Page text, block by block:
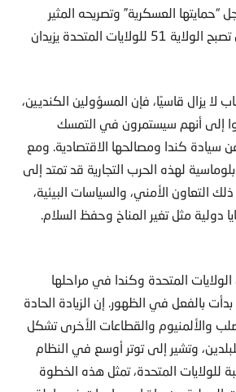
“حمايتها العسكرية” وتصريحه المثير
للجدل بأن كندا يجب أن تصبح الولاية 51 للولايات المتحدة يزيدان
لا يزال قاسيًا، فإن المسؤولين الكنديين،
إلى أنهم سيستمرون في التمسك
سيادة كندا ومصالحها الاقتصادية. ومع
لهذه الحرب التجارية قد تمتد إلى
التعاون الأمني، والسياسات البيئية،
دولية مثل تغير المناخ وحفظ السلام.
الولايات المتحدة وكندا في مراحلها
بالفعل في الظهور. إن الزيادة الحادة
والألمنيوم والقطاعات الأخرى تشكل
وتشير إلى توتر أوسع في النظام
للولايات المتحدة، تمثل هذه الخطوة